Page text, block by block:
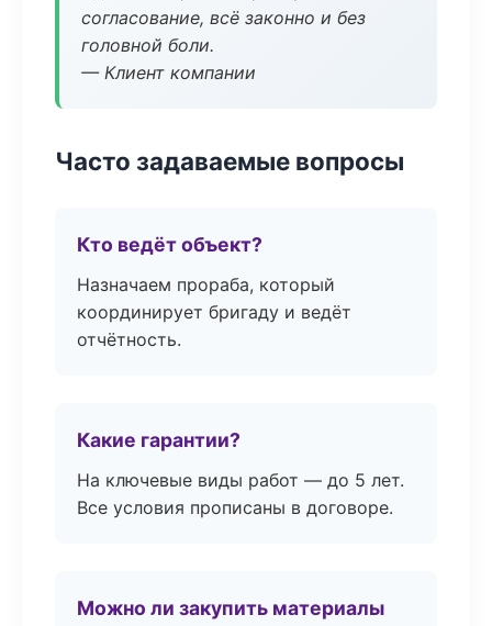
согласование, всё законно и без
головной боли.
— Клиент компании
Часто задаваемые вопросы
Кто ведёт объект?
Назначаем прораба, который
координирует бригаду и ведёт
отчётность.
Какие гарантии?
На ключевые виды работ — до 5 лет.
Все условия прописаны в договоре.
Можно ли закупить материалы